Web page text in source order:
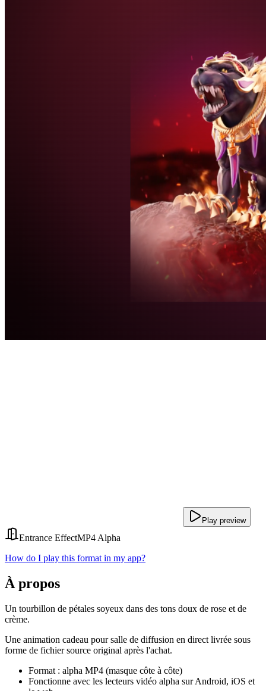
Play preview
Entrance EffectMP4 Alpha
How do I play this format in my app?
À propos
Un tourbillon de pétales soyeux dans des tons doux de rose et de
crème.
Une animation cadeau pour salle de diffusion en direct livrée sous
forme de fichier source original après l'achat.
Format : alpha MP4 (masque côte à côte)
Fonctionne avec les lecteurs vidéo alpha sur Android, iOS et